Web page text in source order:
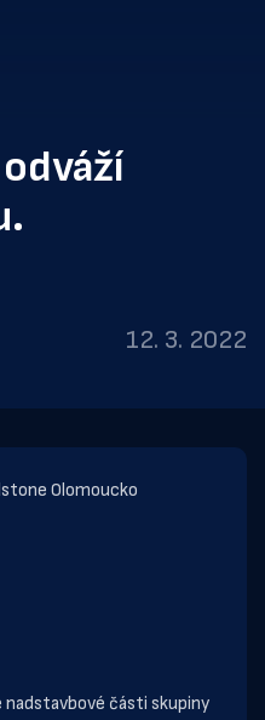
12. 3. 2022
Olomoucko
nadstavbové části skupiny